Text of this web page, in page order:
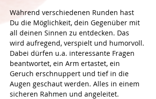
Während verschiedenen Runden hast
Du die Möglichkeit, dein Gegenüber mit
all deinen Sinnen zu entdecken. Das
wird aufregend, verspielt und humorvoll.
Dabei dürfen u.a. interessante Fragen
beantwortet, ein Arm ertastet, ein
Geruch erschnuppert und tief in die
Augen geschaut werden. Alles in einem
sicheren Rahmen und angeleitet.